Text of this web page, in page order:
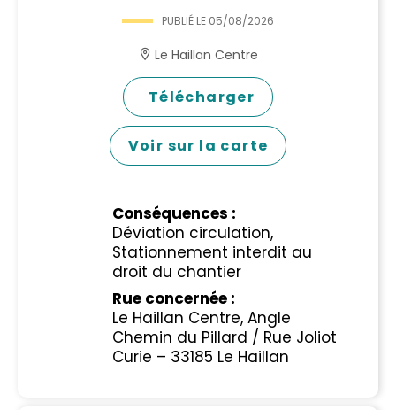
PUBLIÉ LE 05/08/2026
Le Haillan Centre
Télécharger
Voir sur la carte
Conséquences :
Déviation circulation,
Stationnement interdit au
droit du chantier
Rue concernée :
Le Haillan Centre, Angle
Chemin du Pillard / Rue Joliot
Curie – 33185 Le Haillan